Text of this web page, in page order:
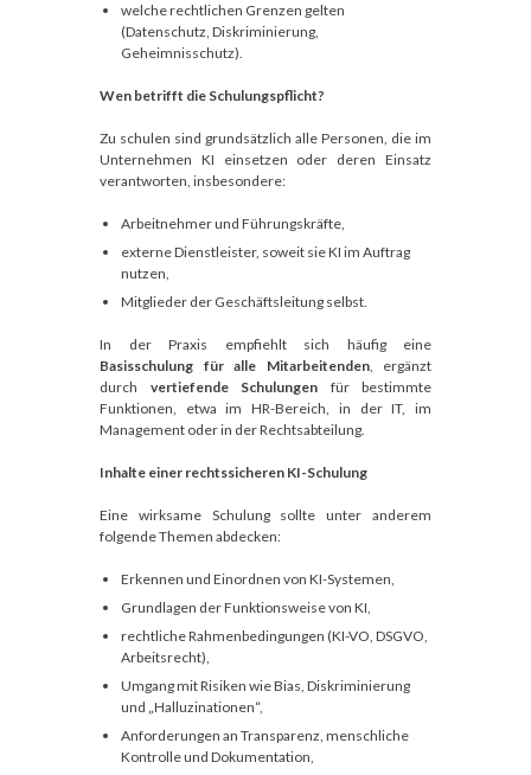
welche rechtlichen Grenzen gelten
(Datenschutz, Diskriminierung,
Geheimnisschutz).
Wen betrifft die Schulungspflicht?
Zu schulen sind grundsätzlich alle Personen, die im
Unternehmen KI einsetzen oder deren Einsatz
verantworten, insbesondere:
Arbeitnehmer und Führungskräfte,
externe Dienstleister, soweit sie KI im Auftrag
nutzen,
Mitglieder der Geschäftsleitung selbst.
In der Praxis empfiehlt sich häufig eine
Basisschulung für alle Mitarbeitenden, ergänzt
durch vertiefende Schulungen für bestimmte
Funktionen, etwa im HR-Bereich, in der IT, im
Management oder in der Rechtsabteilung.
Inhalte einer rechtssicheren KI-Schulung
Eine wirksame Schulung sollte unter anderem
folgende Themen abdecken:
Erkennen und Einordnen von KI-Systemen,
Grundlagen der Funktionsweise von KI,
rechtliche Rahmenbedingungen (KI-VO, DSGVO,
Arbeitsrecht),
Umgang mit Risiken wie Bias, Diskriminierung
und „Halluzinationen“,
Anforderungen an Transparenz, menschliche
Kontrolle und Dokumentation,